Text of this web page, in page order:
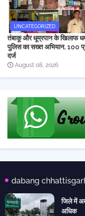
UNCATEGORIZED
तंबाकू और धूम्रपान के खिलाफ
पुलिस का सख्त अभियान, 100
दर्ज
August 08, 2026
dabang
जिले में
अधिक